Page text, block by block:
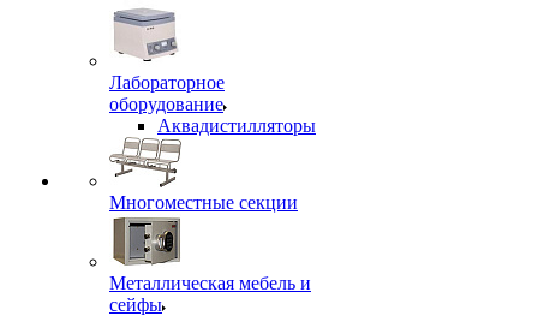
Лабораторное
оборудование
Аквадистилляторы
Многоместные секции
Металлическая мебель и
сейфы